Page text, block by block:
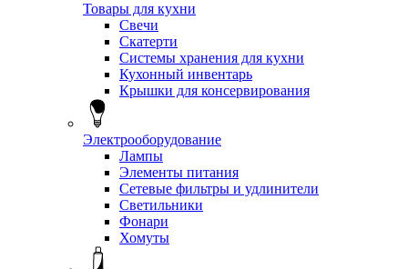
Товары для кухни
Свечи
Скатерти
Системы хранения для кухни
Кухонный инвентарь
Крышки для консервирования
Электрооборудование
Лампы
Элементы питания
Сетевые фильтры и удлинители
Светильники
Фонари
Хомуты